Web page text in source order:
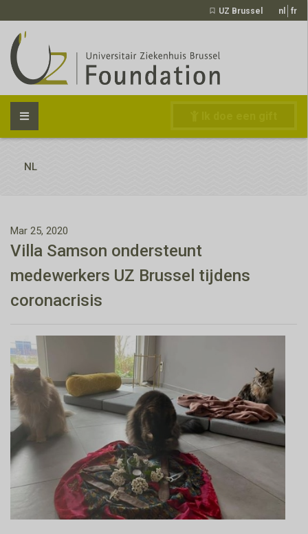
UZ Brussel nl fr
NL
Mar 25, 2020
Villa Samson ondersteunt
medewerkers UZ Brussel tijdens
coronacrisis